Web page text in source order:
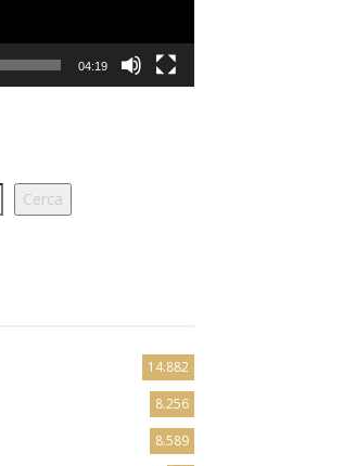
04:19
Cerca
14.882
8.256
8.589